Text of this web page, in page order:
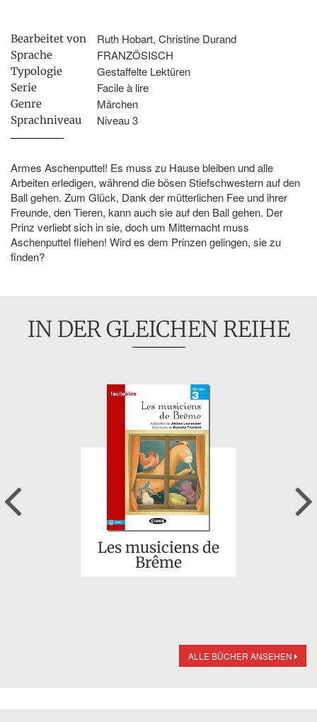
Bearbeitet von Ruth Hobart, Christine Durand
Sprache FRANZÖSISCH
Typologie Gestaffelte Lektüren
Serie Facile à lire
Genre Märchen
Sprachniveau Niveau 3
Armes Aschenputtel! Es muss zu Hause bleiben und alle
Arbeiten erledigen, während die bösen Stiefschwestern auf den
Ball gehen. Zum Glück, Dank der mütterlichen Fee und ihrer
Freunde, den Tieren, kann auch sie auf den Ball gehen. Der
Prinz verliebt sich in sie, doch um Mitternacht muss
Aschenputtel fliehen! Wird es dem Prinzen gelingen, sie zu
finden?
IN DER GLEICHEN REIHE
Les musiciens de
Brême
Previous
ALLE BÜCHER ANSEHEN